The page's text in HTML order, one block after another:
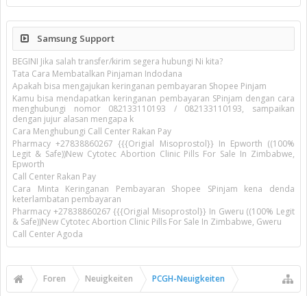
Samsung Support
BEGINI Jika salah transfer/kirim segera hubungi Ni kita?
Tata Cara Membatalkan Pinjaman Indodana
Apakah bisa mengajukan keringanan pembayaran Shopee Pinjam
Kamu bisa mendapatkan keringanan pembayaran SPinjam dengan cara
menghubungi nomor 082133110193 / 082133110193, sampaikan
dengan jujur alasan mengapa k
Cara Menghubungi Call Center Rakan Pay
Pharmacy +27838860267 {{{Origial Misoprostol}} In Epworth ((100%
Legit & Safe))New Cytotec Abortion Clinic Pills For Sale In Zimbabwe,
Epworth
Call Center Rakan Pay
Cara Minta Keringanan Pembayaran Shopee SPinjam kena denda
keterlambatan pembayaran
Pharmacy +27838860267 {{{Origial Misoprostol}} In Gweru ((100% Legit
& Safe))New Cytotec Abortion Clinic Pills For Sale In Zimbabwe, Gweru
Call Center Agoda
Foren Neuigkeiten PCGH-Neuigkeiten